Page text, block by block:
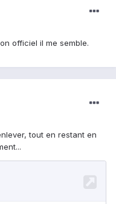
officiel il me semble.
tout en restant en